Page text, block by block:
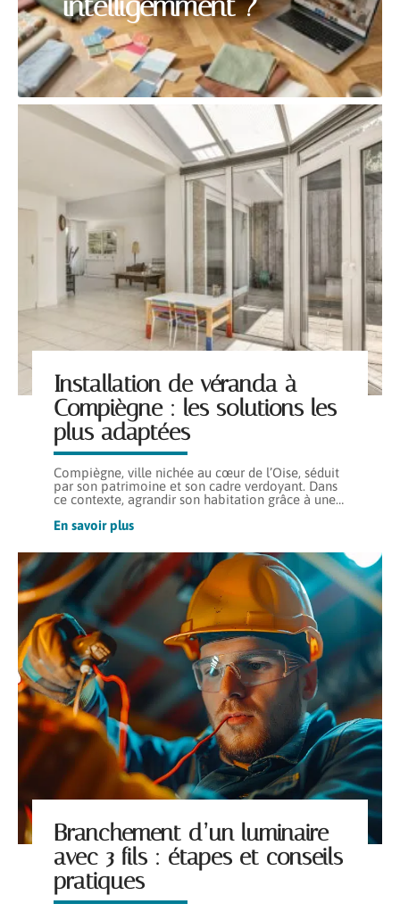
intelligemment ?
Installation de véranda à
Compiègne : les solutions les
plus adaptées
Compiègne, ville nichée au cœur de l’Oise, séduit
par son patrimoine et son cadre verdoyant. Dans
ce contexte, agrandir son habitation grâce à une…
En savoir plus
Branchement d’un luminaire
avec 3 fils : étapes et conseils
pratiques